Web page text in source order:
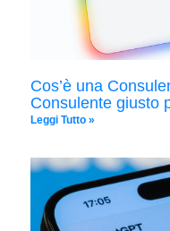
Cos’è una
Consulente giusto
Leggi Tutto »